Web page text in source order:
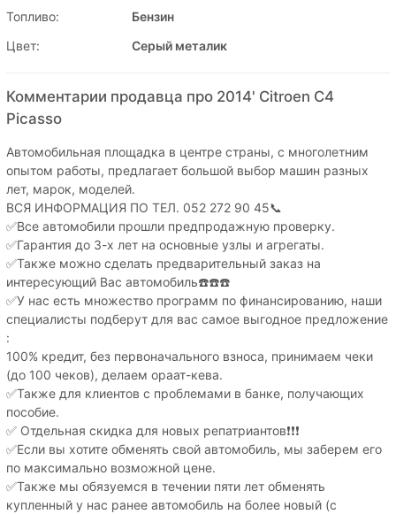
Топливо:
Бензин
Цвет:
Серый металик
Комментарии продавца про 2014' Citroen C4
Picasso
Автомобильная площадка в центре страны, с многолетним
опытом работы, предлагает большой выбор машин разных
лет, марок, моделей.
ВСЯ ИНФОРМАЦИЯ ПО ТЕЛ. 052 272 90 45📞
✅Все автомобили прошли предпродажную проверку.
✅Гарантия до 3-х лет на основные узлы и агрегаты.
✅Также можно сделать предварительный заказ на
интересующий Вас автомобиль☎️☎️☎️
✅У нас есть множество программ по финансированию, наши
специалисты подберут для вас самое выгодное предложение
:
100% кредит, без первоначального взноса, принимаем чеки
(до 100 чеков), делаем ораат-кева.
✅Также для клиентов с проблемами в банке, получающих
пособие.
✅ Отдельная скидка для новых репатриантов❗️❗️❗️
✅Если вы хотите обменять свой автомобиль, мы заберем его
по максимально возможной цене.
✅Также мы обязуемся в течении пяти лет обменять
купленный у нас ранее автомобиль на более новый (с